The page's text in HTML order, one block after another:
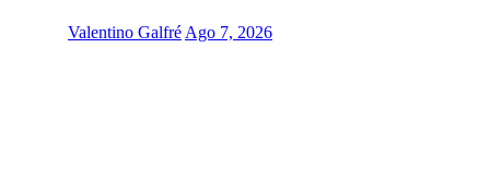
Valentino Galfré Ago 7, 2026